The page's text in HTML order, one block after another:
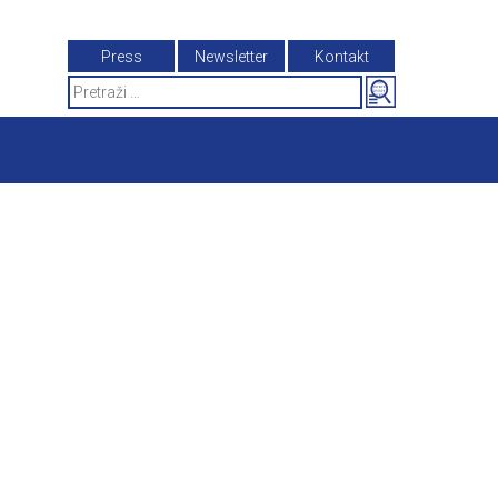
Press Newsletter
Kontakt
Search
for: